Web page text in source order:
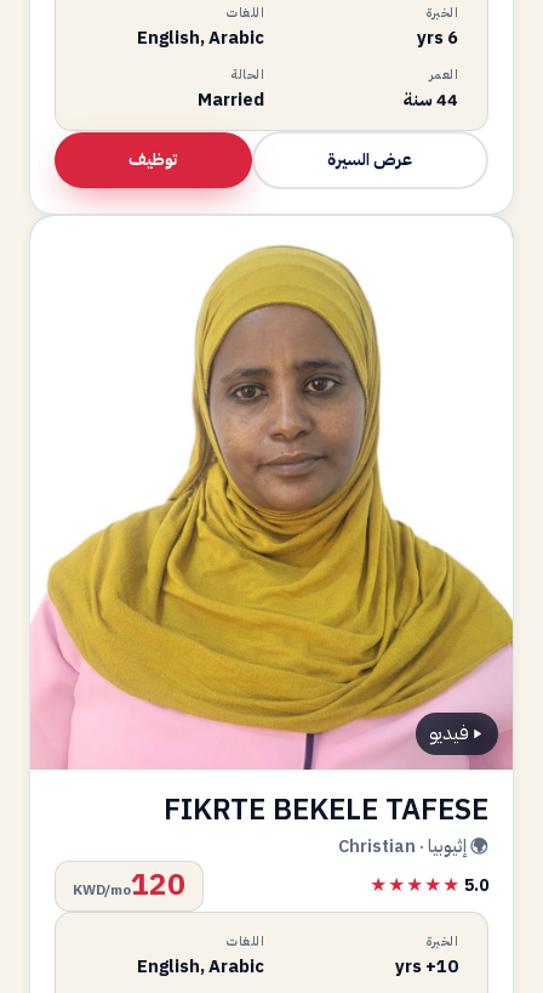
الخبرة
6 yrs
اللغات
English, Arabic
العمر
44 سنة
الحالة
Married
عرض السيرة توظيف
FB
فيديو
FIKRTE BEKELE TAFESE
🌍 إثيوبيا · Christian
★★★★★ 5.0
120
KWD/mo
الخبرة
10+ yrs
اللغات
English, Arabic